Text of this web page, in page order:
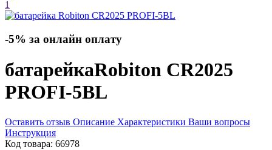
1
-5% за онлайн оплату
батарейкаRobiton CR2025
PROFI-5BL
Оставить отзыв Описание Характеристики Ваши вопросы
Инструкция
Код товара: 66978